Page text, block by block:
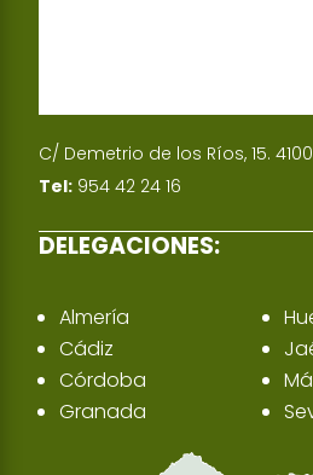
C/ Demetrio de los Ríos, 15.
Tel: 954 42 24 16
DELEGACIONES:
Almería
Cádiz
Córdoba
Granada